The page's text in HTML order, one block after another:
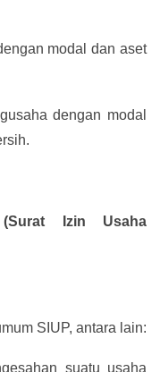
modal dan aset
dengan modal
Izin Usaha
SIUP, antara lain:
suatu usaha